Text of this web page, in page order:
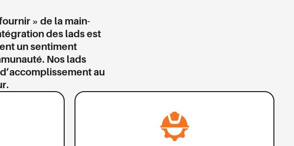
» de la main-
des lads est
un sentiment
Nos lads
au